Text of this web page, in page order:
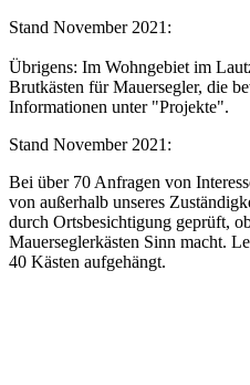
Stand November 2021:
Übrigens: Im Wohngebiet im
Brutkästen für Mauersegler, die
Informationen unter "Projekte".
Stand November 2021:
Bei über 70 Anfragen von
von außerhalb unseres
durch Ortsbesichtigung geprüft,
Mauerseglerkästen Sinn macht.
40 Kästen aufgehängt.